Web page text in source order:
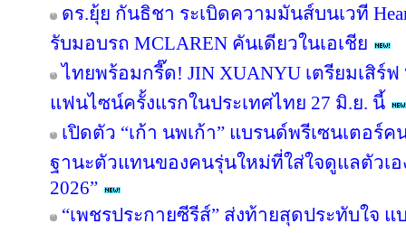
ดร.ยุ้ย กันธิชา ระเบิดความมันส์บนเวที
รับมอบรถ MCLAREN คันเดียวในเอเชีย
ไทยพร้อมกรี๊ด! JIN XUANYU เตรียมเสิร์ฟ
แฟนไซน์ครั้งแรกในประเทศไทย 27 มิ.ย. นี้
เปิดตัว “เก้า นพเก้า” แบรนด์พรีเซนเตอร์
ฐานะตัวแทนของคนรุ่นใหม่ที่ใส่ใจดูแลตัวเอง
2026”
“เพชรประกายซีรีส์” ส่งท้ายสุดประทับใจ